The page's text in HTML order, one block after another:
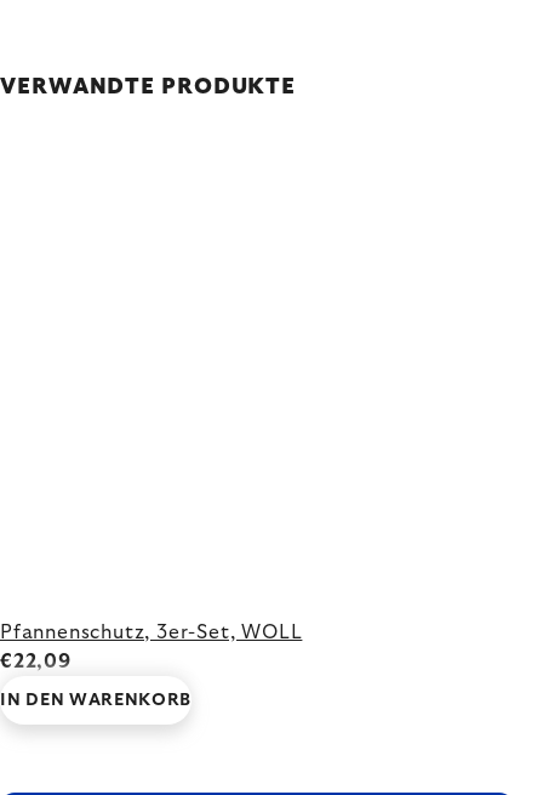
VERWANDTE PRODUKTE
Pfannenschutz, 3er-Set, WOLL
€22,09
IN DEN WARENKORB